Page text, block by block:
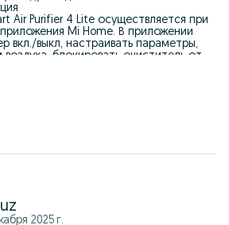
Air Purifier 4 Lite осуществляется при
Mi Home. В приложении
вкл./выкл, настраивать параметры,
воздуха, блокировать очиститель от
неприятные запахи.
с большим количеством
выдержит до 6-12 месяцев
Mi Home. В приложении
вкл./выкл, настраивать параметры,
2025 г.